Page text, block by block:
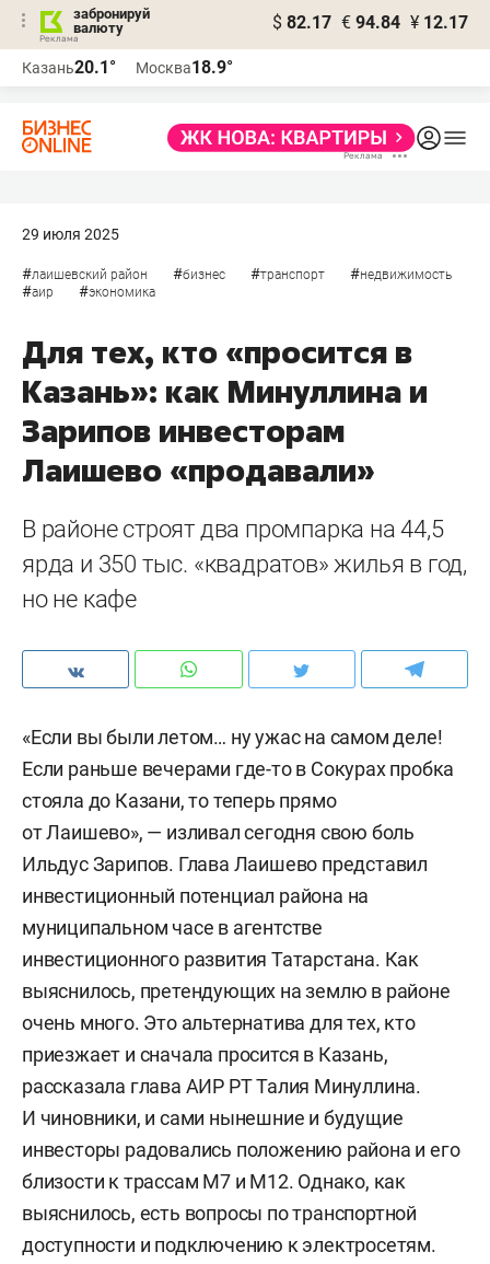
забронируй
валюту
$ 82.17 € 94.84 ¥ 12.17
Казань20.1° Москва18.9°
29 июля 2025
#лаишевский район #бизнес #транспорт #недвижимость
#аир #экономика
Для тех, кто «просится в
Казань»: как Минуллина и
Зарипов инвесторам
Лаишево «продавали»
В районе строят два промпарка на 44,5
ярда и 350 тыс. «квадратов» жилья в год,
но не кафе
«Если вы были летом… ну ужас на самом деле!
Если раньше вечерами где-то в Сокурах пробка
стояла до Казани, то теперь прямо
от Лаишево», — изливал сегодня свою боль
Ильдус Зарипов. Глава Лаишево представил
инвестиционный потенциал района на
муниципальном часе в агентстве
инвестиционного развития Татарстана. Как
выяснилось, претендующих на землю в районе
очень много. Это альтернатива для тех, кто
приезжает и сначала просится в Казань,
рассказала глава АИР РТ Талия Минуллина.
И чиновники, и сами нынешние и будущие
инвесторы радовались положению района и его
близости к трассам М7 и М12. Однако, как
выяснилось, есть вопросы по транспортной
доступности и подключению к электросетям.